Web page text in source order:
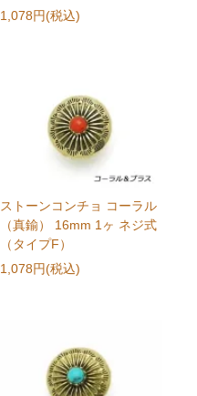
1,078円(税込)
ストーンコンチョ コーラル
（真鍮） 16mm 1ヶ ネジ式
（タイプF）
1,078円(税込)